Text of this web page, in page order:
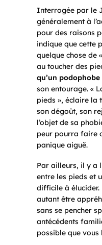
Interrogée par le
généralement à
pour des raisons
indique que cette
quelque chose de
au toucher des
qu’un podophobe
son entourage. «
pieds », éclaire la
son dégoût, son
l’objet de sa
peur pourra faire
panique aiguë.
Par ailleurs, il y a
entre les pieds et
difficile à élucider.
autant être
sans se pencher
antécédents
possible que